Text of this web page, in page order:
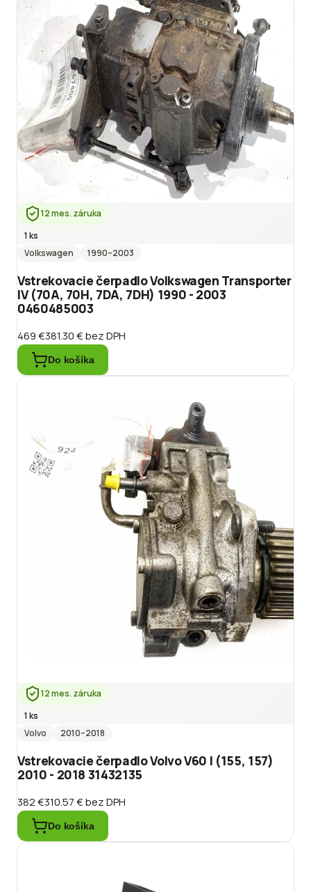
12 mes. záruka
1 ks
Volkswagen
1990–2003
Vstrekovacie čerpadlo Volkswagen Transporter
IV (70A, 70H, 7DA, 7DH) 1990 - 2003
0460485003
469 €381.30 €bez DPH
Do košíka
12 mes. záruka
1 ks
Volvo
2010–2018
Vstrekovacie čerpadlo Volvo V60 I (155, 157)
2010 - 2018 31432135
382 €310.57 €bez DPH
Do košíka